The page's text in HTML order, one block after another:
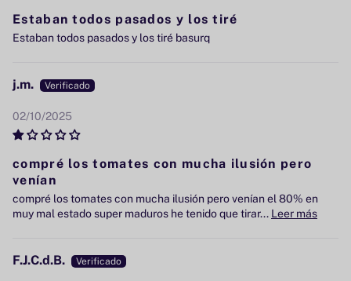
Estaban todos pasados y los tiré
Estaban todos pasados y los tiré basurq
02/10/2025
j.m.
compré los tomates con mucha ilusión pero
venían
compré los tomates con mucha ilusión pero venían el 80% en
muy mal estado super maduros he tenido que tirar... Leer más
F.J.C.d.B.